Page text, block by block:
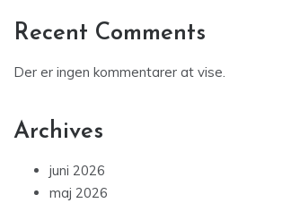
Recent Comments
Der er ingen kommentarer at vise.
Archives
juni 2026
maj 2026